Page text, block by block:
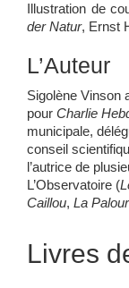
Illustration de
der Natur, Ernst
L’Auteur
Sigolène Vinson
pour Charlie
municipale,
conseil
l’autrice de
L’Observatoire (
Caillou, La
Livres